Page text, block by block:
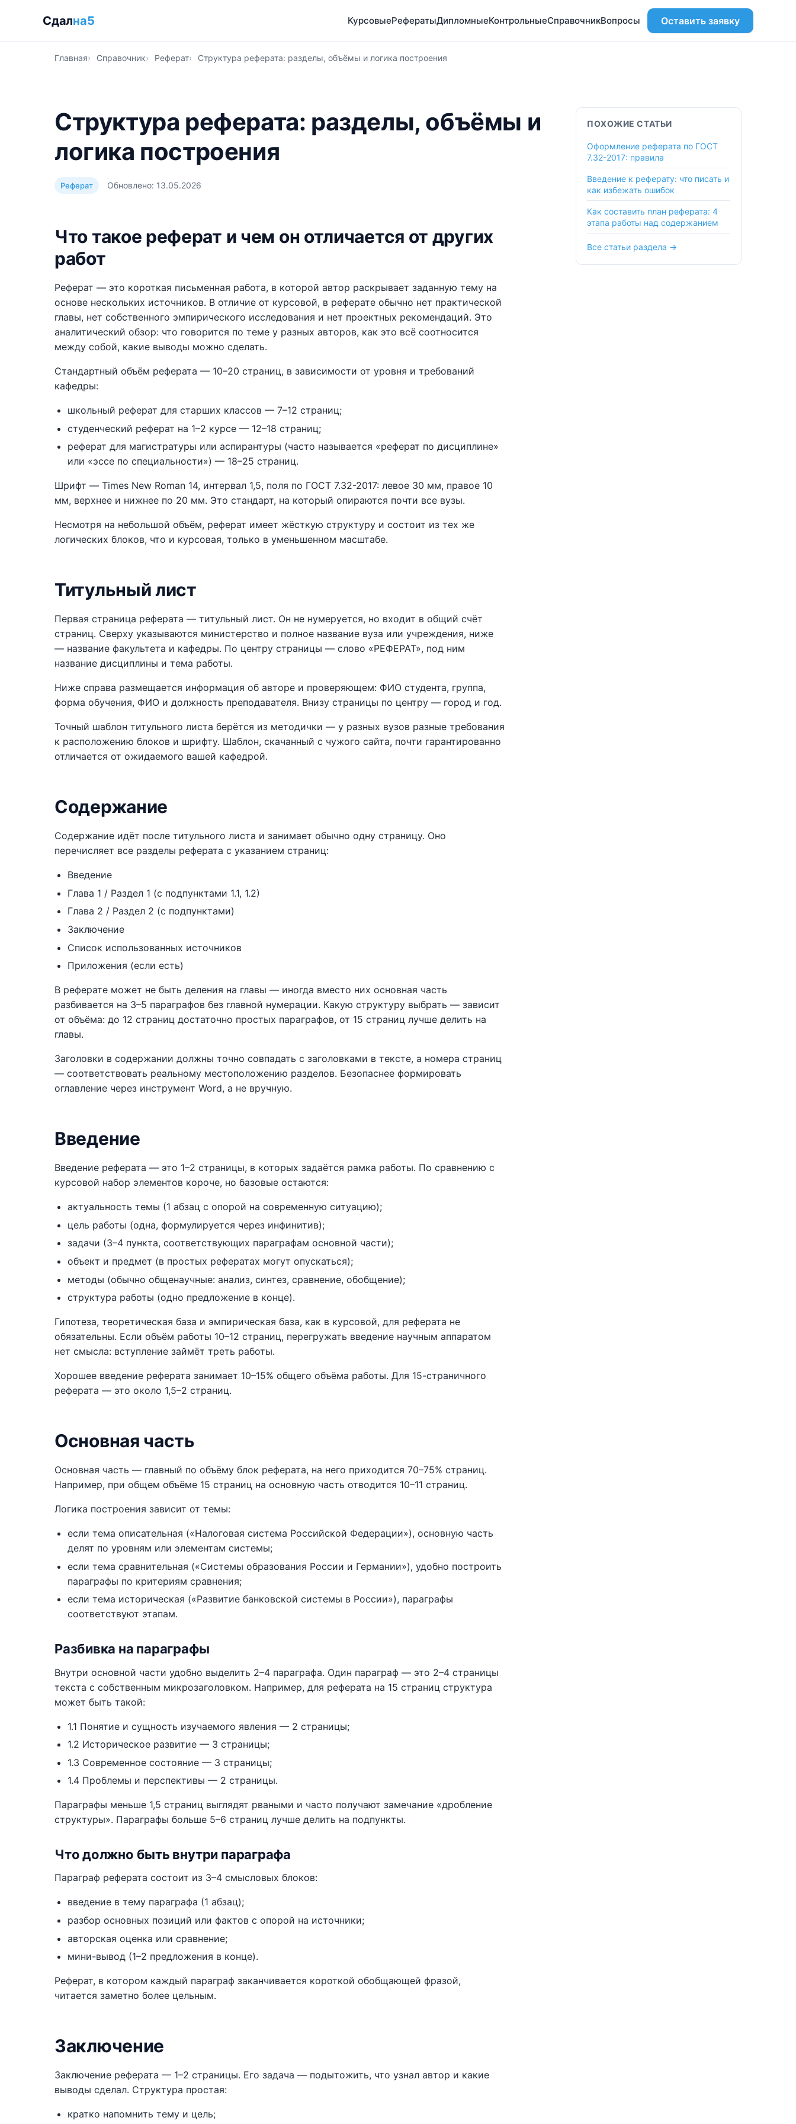
Сдална5 КурсовыеРефератыДипломныеКонтрольныеСправочникВопросы Оставить заявку
Главная Справочник Реферат Структура реферата: разделы, объёмы и логика построения
Структура реферата: разделы, объёмы и
логика построения
Реферат Обновлено: 13.05.2026
Что такое реферат и чем он отличается от других
работ
Реферат — это короткая письменная работа, в которой автор раскрывает заданную тему на
основе нескольких источников. В отличие от курсовой, в реферате обычно нет практической
главы, нет собственного эмпирического исследования и нет проектных рекомендаций. Это
аналитический обзор: что говорится по теме у разных авторов, как это всё соотносится
между собой, какие выводы можно сделать.
Стандартный объём реферата — 10–20 страниц, в зависимости от уровня и требований
кафедры:
школьный реферат для старших классов — 7–12 страниц;
студенческий реферат на 1–2 курсе — 12–18 страниц;
реферат для магистратуры или аспирантуры (часто называется «реферат по дисциплине»
или «эссе по специальности») — 18–25 страниц.
Шрифт — Times New Roman 14, интервал 1,5, поля по ГОСТ 7.32-2017: левое 30 мм, правое 10
мм, верхнее и нижнее по 20 мм. Это стандарт, на который опираются почти все вузы.
Несмотря на небольшой объём, реферат имеет жёсткую структуру и состоит из тех же
логических блоков, что и курсовая, только в уменьшенном масштабе.
Титульный лист
Первая страница реферата — титульный лист. Он не нумеруется, но входит в общий счёт
страниц. Сверху указываются министерство и полное название вуза или учреждения, ниже
— название факультета и кафедры. По центру страницы — слово «РЕФЕРАТ», под ним
название дисциплины и тема работы.
Ниже справа размещается информация об авторе и проверяющем: ФИО студента, группа,
форма обучения, ФИО и должность преподавателя. Внизу страницы по центру — город и год.
Точный шаблон титульного листа берётся из методички — у разных вузов разные требования
к расположению блоков и шрифту. Шаблон, скачанный с чужого сайта, почти гарантированно
отличается от ожидаемого вашей кафедрой.
Содержание
Содержание идёт после титульного листа и занимает обычно одну страницу. Оно
перечисляет все разделы реферата с указанием страниц:
Введение
Глава 1 / Раздел 1 (с подпунктами 1.1, 1.2)
Глава 2 / Раздел 2 (с подпунктами)
Заключение
Список использованных источников
Приложения (если есть)
В реферате может не быть деления на главы — иногда вместо них основная часть
разбивается на 3–5 параграфов без главной нумерации. Какую структуру выбрать — зависит
от объёма: до 12 страниц достаточно простых параграфов, от 15 страниц лучше делить на
главы.
Заголовки в содержании должны точно совпадать с заголовками в тексте, а номера страниц
— соответствовать реальному местоположению разделов. Безопаснее формировать
оглавление через инструмент Word, а не вручную.
Введение
Введение реферата — это 1–2 страницы, в которых задаётся рамка работы. По сравнению с
курсовой набор элементов короче, но базовые остаются:
актуальность темы (1 абзац с опорой на современную ситуацию);
цель работы (одна, формулируется через инфинитив);
задачи (3–4 пункта, соответствующих параграфам основной части);
объект и предмет (в простых рефератах могут опускаться);
методы (обычно общенаучные: анализ, синтез, сравнение, обобщение);
структура работы (одно предложение в конце).
Гипотеза, теоретическая база и эмпирическая база, как в курсовой, для реферата не
обязательны. Если объём работы 10–12 страниц, перегружать введение научным аппаратом
нет смысла: вступление займёт треть работы.
Хорошее введение реферата занимает 10–15% общего объёма работы. Для 15-страничного
реферата — это около 1,5–2 страниц.
Основная часть
Основная часть — главный по объёму блок реферата, на него приходится 70–75% страниц.
Например, при общем объёме 15 страниц на основную часть отводится 10–11 страниц.
Логика построения зависит от темы:
если тема описательная («Налоговая система Российской Федерации»), основную часть
делят по уровням или элементам системы;
если тема сравнительная («Системы образования России и Германии»), удобно построить
параграфы по критериям сравнения;
если тема историческая («Развитие банковской системы в России»), параграфы
соответствуют этапам.
Разбивка на параграфы
Внутри основной части удобно выделить 2–4 параграфа. Один параграф — это 2–4 страницы
текста с собственным микрозаголовком. Например, для реферата на 15 страниц структура
может быть такой:
1.1 Понятие и сущность изучаемого явления — 2 страницы;
1.2 Историческое развитие — 3 страницы;
1.3 Современное состояние — 3 страницы;
1.4 Проблемы и перспективы — 2 страницы.
Параграфы меньше 1,5 страниц выглядят рваными и часто получают замечание «дробление
структуры». Параграфы больше 5–6 страниц лучше делить на подпункты.
Что должно быть внутри параграфа
Параграф реферата состоит из 3–4 смысловых блоков:
введение в тему параграфа (1 абзац);
разбор основных позиций или фактов с опорой на источники;
авторская оценка или сравнение;
мини-вывод (1–2 предложения в конце).
Реферат, в котором каждый параграф заканчивается короткой обобщающей фразой,
читается заметно более цельным.
Заключение
Заключение реферата — 1–2 страницы. Его задача — подытожить, что узнал автор и какие
выводы сделал. Структура простая:
кратко напомнить тему и цель;
ПОХОЖИЕ СТАТЬИ
Оформление реферата по ГОСТ
7.32-2017: правила
Введение к реферату: что писать и
как избежать ошибок
Как составить план реферата: 4
этапа работы над содержанием
Все статьи раздела →